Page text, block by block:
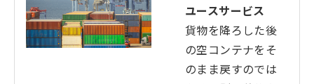
ユースサービス
貨物を降ろした後
の空コンテナをそ
のまま戻すのでは